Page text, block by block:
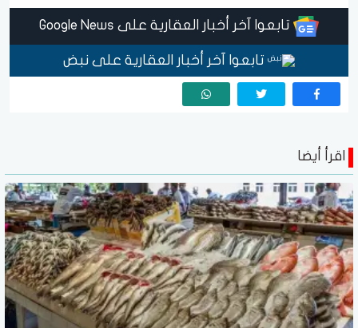
تابعوا آخر أخبار العقارية على Google News
تابعوا آخر أخبار العقارية على نبض
اقرأ أيضا